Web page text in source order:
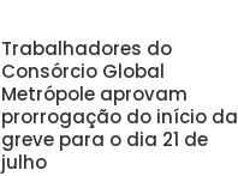
Trabalhadores do
Consórcio Global
Metrópole aprovam
prorrogação do início da
greve para o dia 21 de
julho